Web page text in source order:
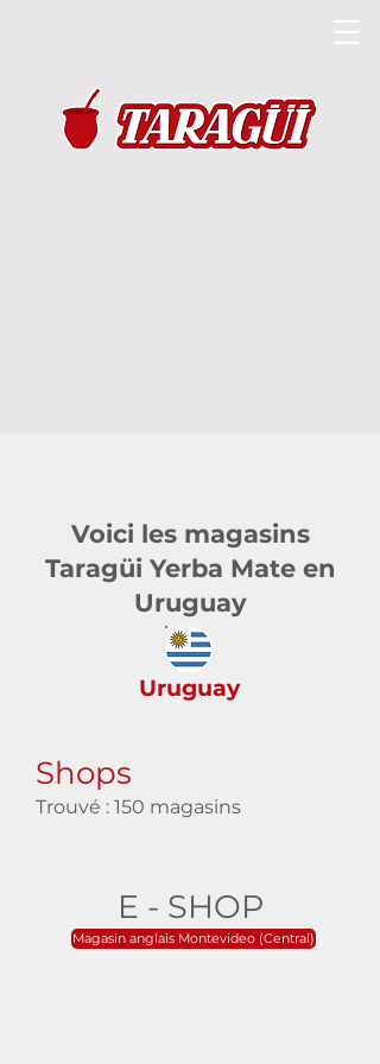
Voici les magasins
Taragüi Yerba Mate en
Uruguay
Uruguay
Shops
Trouvé : 150 magasins
E - SHOP
Magasin anglais Montevideo (Central)